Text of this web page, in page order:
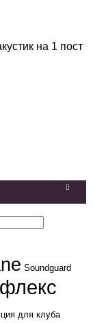
на 1 пост
Soundguard
для клуба